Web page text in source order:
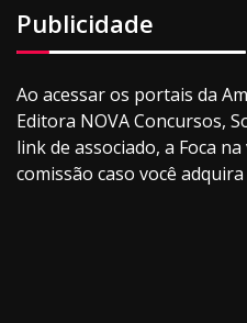
Publicidade
Ao acessar os portais da
Editora NOVA Concursos,
link de associado, a Foca
comissão caso você